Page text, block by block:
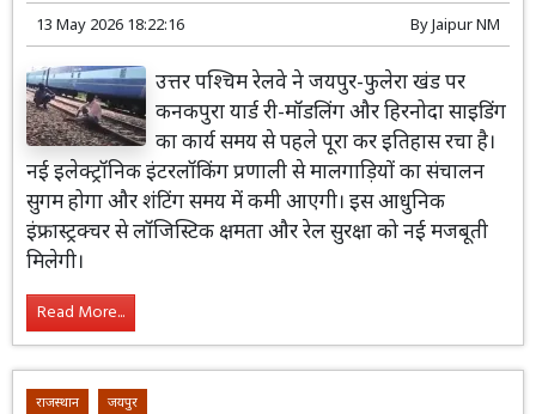
13 May 2026 18:22:16 ByJaipur NM
उत्तर पश्चिम रेलवे ने जयपुर-फुलेरा खंड पर
कनकपुरा यार्ड री-मॉडलिंग और हिरनोदा साइडिंग
का कार्य समय से पहले पूरा कर इतिहास रचा है।
नई इलेक्ट्रॉनिक इंटरलॉकिंग प्रणाली से मालगाड़ियों का संचालन
सुगम होगा और शंटिंग समय में कमी आएगी। इस आधुनिक
इंफ्रास्ट्रक्चर से लॉजिस्टिक क्षमता और रेल सुरक्षा को नई मजबूती
मिलेगी।
Read More...
राजस्थान जयपुर